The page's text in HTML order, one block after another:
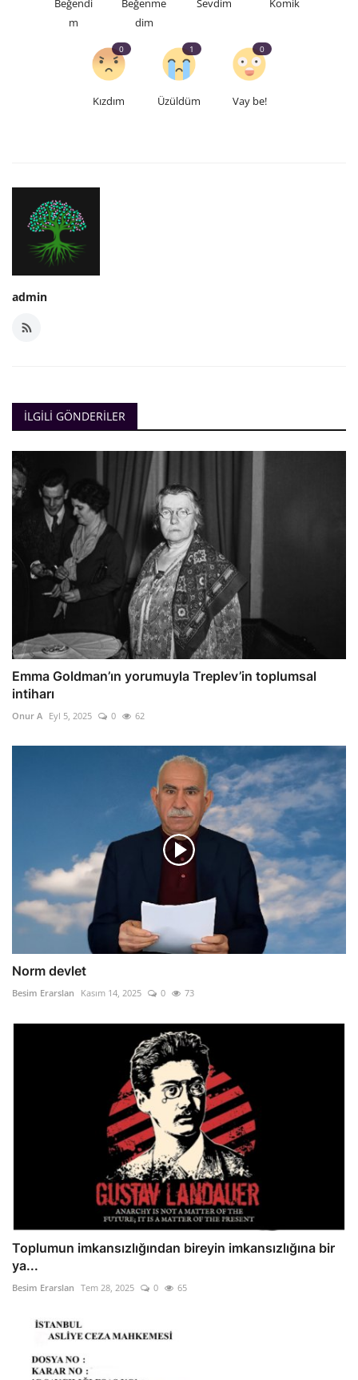
Beğendi
m
Beğenme
dim
Sevdim Komik
Kızdım
0
Üzüldüm
1
Vay be!
0
admin
İLGILI GÖNDERILER
Emma Goldman’ın yorumuyla Treplev’in toplumsal
intiharı
Onur A Eyl 5, 2025 0 62
Norm devlet
Besim Erarslan Kasım 14, 2025 0 73
Toplumun imkansızlığından bireyin imkansızlığına bir
ya...
Besim Erarslan Tem 28, 2025 0 65